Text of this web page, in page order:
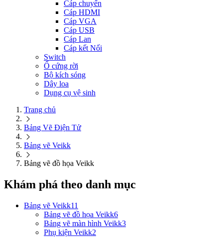
Cáp chuyển
Cáp HDMI
Cáp VGA
Cáp USB
Cáp Lan
Cáp kết Nối
Switch
Ổ cứng rời
Bộ kích sóng
Dây loa
Dụng cụ vệ sinh
Trang chủ
Bảng Vẽ Điện Tử
Bảng vẽ Veikk
Bảng vẽ đồ họa Veikk
Khám phá theo danh mục
Bảng vẽ Veikk11
Bảng vẽ đồ họa Veikk6
Bảng vẽ màn hình Veikk3
Phụ kiện Veikk2